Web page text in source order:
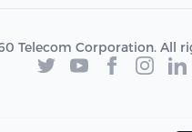
Telecom Corporation. All